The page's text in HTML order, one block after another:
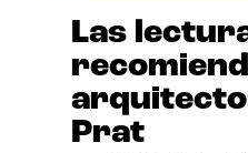
Las
Prat